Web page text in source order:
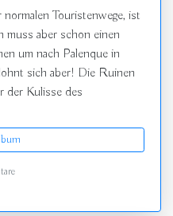
Touristenwege, ist
aber schon einen
um nach Palenque in
sich aber! Die Ruinen
der Kulisse des